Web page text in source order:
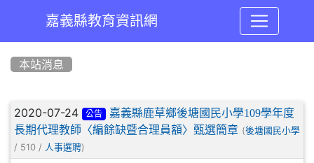
嘉義縣教育資訊網
本站消息
文章列表
2020-07-24 公告
嘉義縣鹿草鄉後塘國民小學109學年度
長期代理教師〈編餘缺暨合理員額〉甄選簡章 (後塘國民小學
/ 510 / 人事選聘)